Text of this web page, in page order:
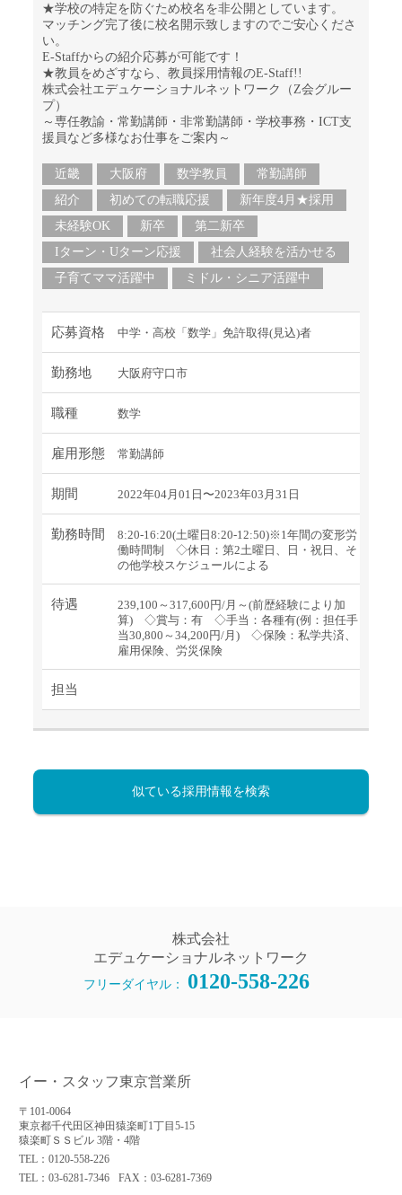
★学校の特定を防ぐため校名を非公開としています。
マッチング完了後に校名開示致しますのでご安心くださ
い。
E-Staffからの紹介応募が可能です！
★教員をめざすなら、教員採用情報のE-Staff!!
株式会社エデュケーショナルネットワーク（Z会グルー
プ）
～専任教諭・常勤講師・非常勤講師・学校事務・ICT支
援員など多様なお仕事をご案内～
近畿 大阪府 数学教員
常勤講師
紹介
初めての転職応援
新年度4月★採用
未経験OK
新卒
第二新卒
Iターン・Uターン応援
社会人経験を活かせる
子育てママ活躍中
ミドル・シニア活躍中
応募資格 中学・高校「数学」免許取得(見込)者
勤務地 大阪府守口市
職種 数学
雇用形態 常勤講師
期間 2022年04月01日〜2023年03月31日
勤務時間
8:20-16:20(土曜日8:20-12:50)※1年間の変形労
働時間制 ◇休日：第2土曜日、日・祝日、そ
の他学校スケジュールによる
待遇
239,100～317,600円/月～(前歴経験により加
算) ◇賞与：有 ◇手当：各種有(例：担任手
当30,800～34,200円/月) ◇保険：私学共済、
雇用保険、労災保険
担当
似ている採用情報を検索
株式会社
エデュケーショナルネットワーク
フリーダイヤル： 0120-558-226
イー・スタッフ東京営業所
〒101-0064
東京都千代田区神田猿楽町1丁目5-15
猿楽町ＳＳビル 3階・4階
TEL：0120-558-226
TEL：03-6281-7346
FAX：03-6281-7369